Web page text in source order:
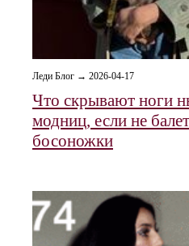
Леди Блог → 2026-04-17
Что скрывают ноги
модниц, если не
босоножки